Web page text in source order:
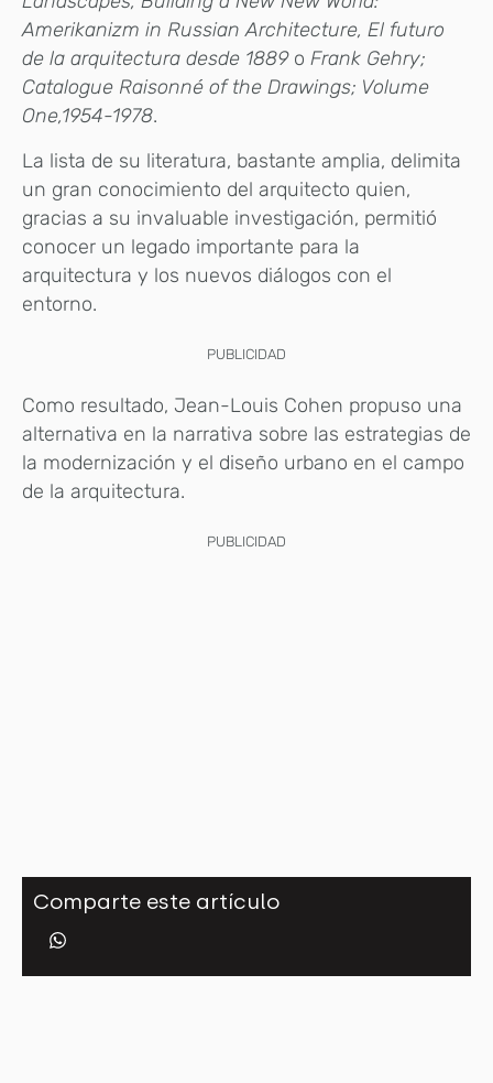
Amerikanizm in Russian Architecture, El futuro
de la arquitectura desde 1889 o Frank Gehry;
Catalogue Raisonné of the Drawings; Volume
One,1954-1978.
La lista de su literatura, bastante amplia, delimita
un gran conocimiento del arquitecto quien,
gracias a su invaluable investigación, permitió
conocer un legado importante para la
arquitectura y los nuevos diálogos con el
entorno.
PUBLICIDAD
Como resultado, Jean-Louis Cohen propuso una
alternativa en la narrativa sobre las estrategias de
la modernización y el diseño urbano en el campo
de la arquitectura.
PUBLICIDAD
Comparte este artículo